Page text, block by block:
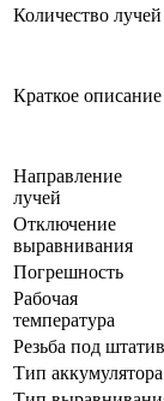
Количество лучей
Краткое описание
Направление
лучей
Отключение
выравнивания
Погрешность
Рабочая
температура
Резьба под штатив
Тип аккумулятора